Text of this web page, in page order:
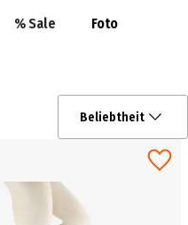
% Sale Foto
Beliebtheit